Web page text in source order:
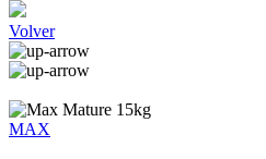
Volver
MAX